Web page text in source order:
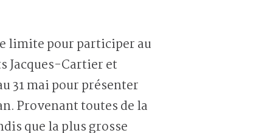
limite pour participer au
Jacques-Cartier et
31 mai pour présenter
Provenant toutes de la
que la plus grosse